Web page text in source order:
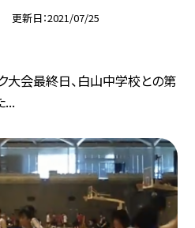
更新日 2021/07/25
ク大会最終日、白山中学校との第
...